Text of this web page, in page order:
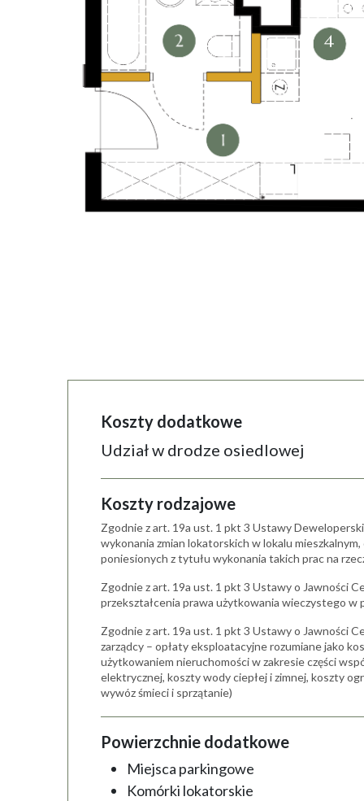
Koszty dodatkowe
Udział w drodze osiedlowej
Koszty rodzajowe
Zgodnie z art. 19a ust. 1 pkt 3 Ustawy
wykonania zmian lokatorskich w lokalu
poniesionych z tytułu wykonania takich prac na
Zgodnie z art. 19a ust. 1 pkt 3 Ustawy o Jawności
przekształcenia prawa użytkowania wieczystego w
Zgodnie z art. 19a ust. 1 pkt 3 Ustawy o Jawności
zarządcy – opłaty eksploatacyjne rozumiane jako
użytkowaniem nieruchomości w zakresie części
elektrycznej, koszty wody ciepłej i zimnej, koszty
wywóz śmieci i sprzątanie)
Powierzchnie dodatkowe
Miejsca parkingowe
Komórki lokatorskie